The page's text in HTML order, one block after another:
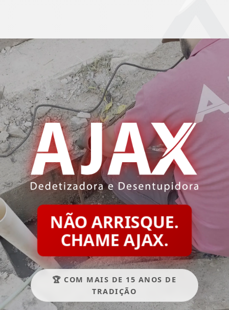
NÃO ARRISQUE.
CHAME AJAX.
🏆 COM MAIS DE 15 ANOS DE
TRADIÇÃO